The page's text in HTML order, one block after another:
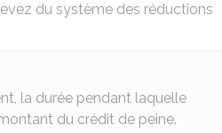
du système des réductions
la durée pendant laquelle
du crédit de peine.